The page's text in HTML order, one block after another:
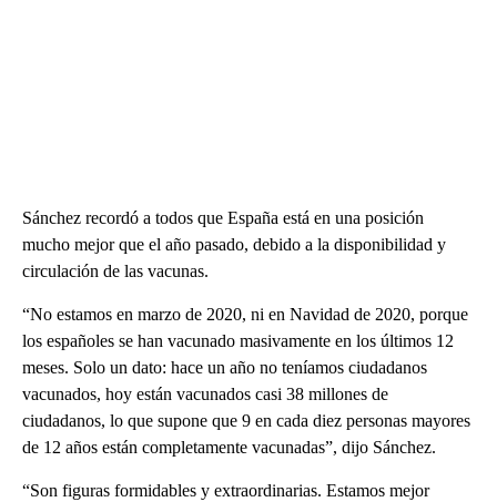
Sánchez recordó a todos que España está en una posición
mucho mejor que el año pasado, debido a la disponibilidad y
circulación de las vacunas.
“No estamos en marzo de 2020, ni en Navidad de 2020, porque
los españoles se han vacunado masivamente en los últimos 12
meses. Solo un dato: hace un año no teníamos ciudadanos
vacunados, hoy están vacunados casi 38 millones de
ciudadanos, lo que supone que 9 en cada diez personas mayores
de 12 años están completamente vacunadas”, dijo Sánchez.
“Son figuras formidables y extraordinarias. Estamos mejor